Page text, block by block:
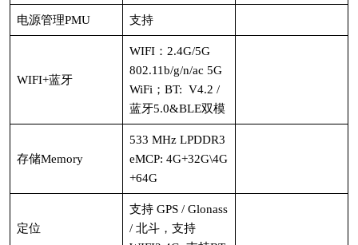
电源管理PMU 支持
WIFI+蓝牙
WIFI：2.4G/5G
802.11b/g/n/ac 5G
WiFi；BT: V4.2 /
蓝牙5.0&BLE双模
存储Memory
533 MHz LPDDR3
eMCP: 4G+32G\4G
+64G
定位
支持 GPS / Glonass
/ 北斗，支持